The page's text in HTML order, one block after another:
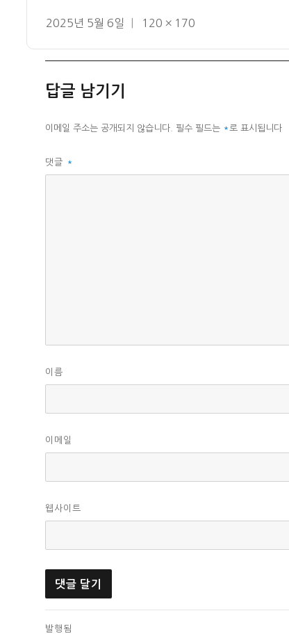
작
2025년 5월 6일
전
120 × 170
답글 남기기
이메일 주소는 공개되지 않습니다. 필수 필드는 *로 표시됩니다
댓글 *
이름
이메일
웹사이트
글
발행됨